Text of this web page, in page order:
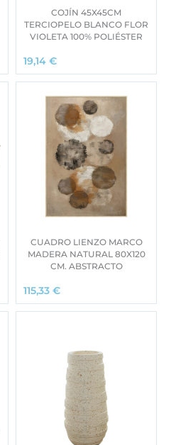
COJÍN 45X45CM
TERCIOPELO BLANCO FLOR
VIOLETA 100% POLIÉSTER
19,14 €
CUADRO LIENZO MARCO
MADERA NATURAL 80X120
CM. ABSTRACTO
115,33 €